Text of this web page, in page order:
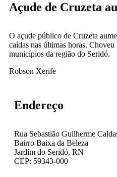
Açude de Cruzeta
O açude público de Cruzeta
caídas nas últimas horas.
municípios da região do Seridó.
Robson Xerife
Endereço
Rua Sebastião Guilherme
Bairro Baixa da Beleza
Jardim do Seridó, RN
CEP: 59343-000